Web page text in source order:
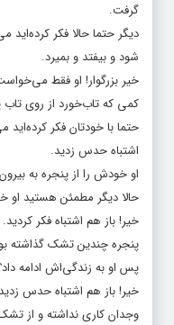
گرفت.
دیگر حتما حالا فکر
شود و بیفتد و بمیرد.
خیر بزرگوار! او فقط
کمی که تاب‌خورد از روی تاب
حتما با خودتان فکر
اشتباه حدس زدید.
او خودش را از پنجره به
حالا دیگر مطمئن هستید
خیر! باز هم اشتباه فکر
پنجره چندین تشک گذاشته‌
پس او به زندگی‌اش ادامه
خیر! باز هم اشتباه حدس
وجدان کاری نداشته و از